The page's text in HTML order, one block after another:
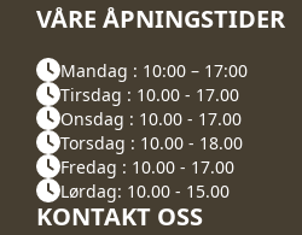
VÅRE ÅPNINGSTIDER
Mandag : 10:00 – 17:00
Tirsdag : 10.00 - 17.00
Onsdag : 10.00 - 17.00
Torsdag : 10.00 - 18.00
Fredag : 10.00 - 17.00
Lørdag: 10.00 - 15.00
KONTAKT OSS